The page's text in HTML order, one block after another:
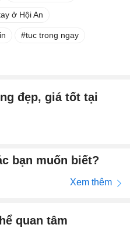
ở Hội An
tuc trong ngay
đẹp, giá tốt tại
bạn muốn biết?
Xem thêm
quan tâm